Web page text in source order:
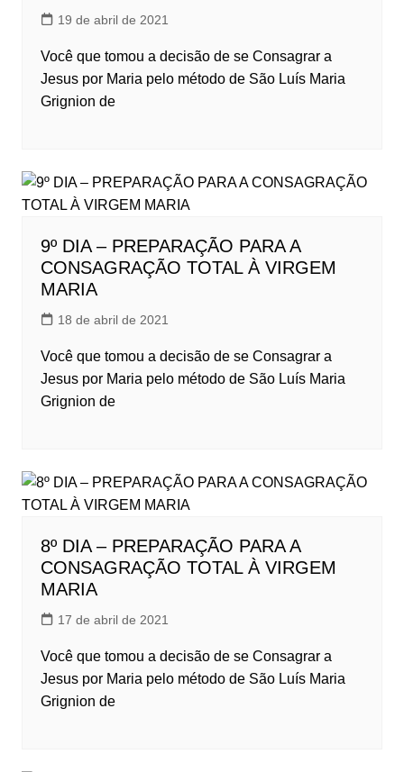
19 de abril de 2021
Você que tomou a decisão de se Consagrar a
Jesus por Maria pelo método de São Luís Maria
Grignion de
9º DIA – PREPARAÇÃO PARA A
CONSAGRAÇÃO TOTAL À VIRGEM
MARIA
18 de abril de 2021
Você que tomou a decisão de se Consagrar a
Jesus por Maria pelo método de São Luís Maria
Grignion de
8º DIA – PREPARAÇÃO PARA A
CONSAGRAÇÃO TOTAL À VIRGEM
MARIA
17 de abril de 2021
Você que tomou a decisão de se Consagrar a
Jesus por Maria pelo método de São Luís Maria
Grignion de